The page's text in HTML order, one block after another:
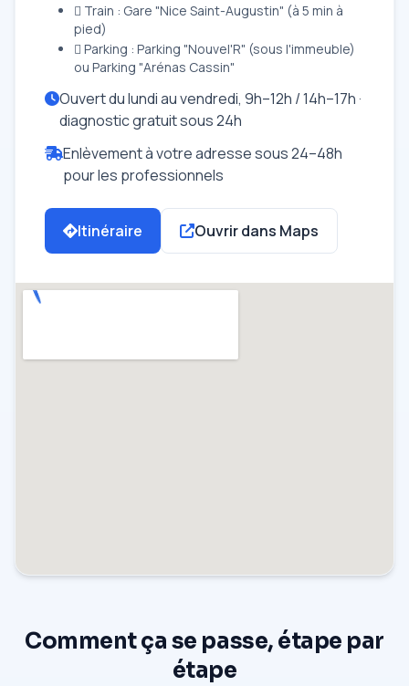
 Train : Gare "Nice Saint-Augustin" (à 5 min à
pied)
 Parking : Parking "Nouvel'R" (sous l'immeuble)
ou Parking "Arénas Cassin"
Ouvert du lundi au vendredi, 9h–12h / 14h–17h ·
diagnostic gratuit sous 24h
Enlèvement à votre adresse sous 24–48h
pour les professionnels
Itinéraire Ouvrir dans Maps
Comment ça se passe, étape par
étape